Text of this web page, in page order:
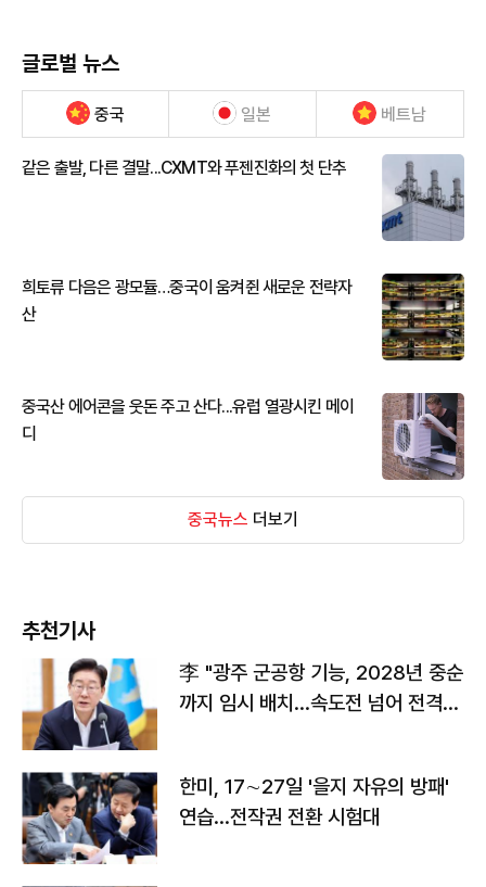
글로벌 뉴스
중국 일본 베트남
같은 출발, 다른 결말...CXMT와 푸젠진화의 첫 단추
희토류 다음은 광모듈…중국이 움켜쥔 새로운 전략자
산
중국산 에어콘을 웃돈 주고 산다...유럽 열광시킨 메이
디
중국뉴스 더보기
추천기사
李 "광주 군공항 기능, 2028년 중순
까지 임시 배치…속도전 넘어 전격
한미, 17∼27일 '을지 자유의 방패'
연습…전작권 전환 시험대